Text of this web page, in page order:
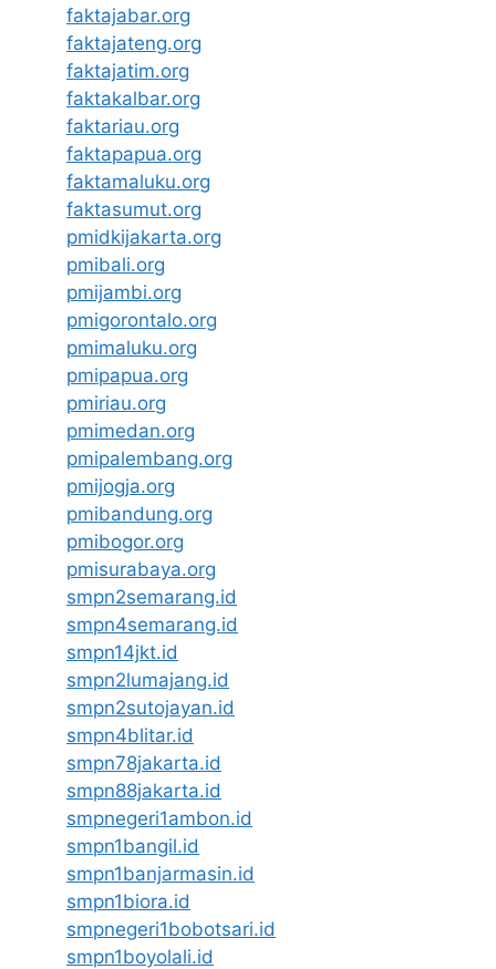
faktajabar.org
faktajateng.org
faktajatim.org
faktakalbar.org
faktariau.org
faktapapua.org
faktamaluku.org
faktasumut.org
pmidkijakarta.org
pmibali.org
pmijambi.org
pmigorontalo.org
pmimaluku.org
pmipapua.org
pmiriau.org
pmimedan.org
pmipalembang.org
pmijogja.org
pmibandung.org
pmibogor.org
pmisurabaya.org
smpn2semarang.id
smpn4semarang.id
smpn14jkt.id
smpn2lumajang.id
smpn2sutojayan.id
smpn4blitar.id
smpn78jakarta.id
smpn88jakarta.id
smpnegeri1ambon.id
smpn1bangil.id
smpn1banjarmasin.id
smpn1biora.id
smpnegeri1bobotsari.id
smpn1boyolali.id